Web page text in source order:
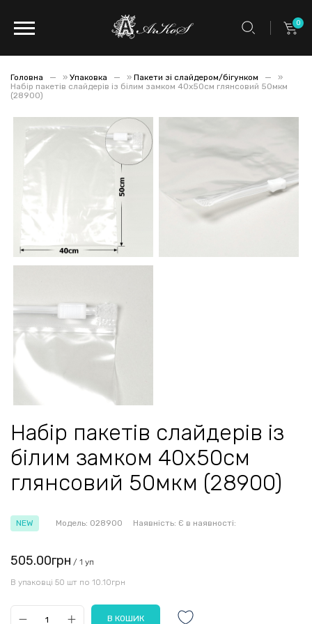
0
Головна » Упаковка » Пакети зі слайдером/бігунком
»
Набір пакетів слайдерів із білим замком 40х50см глянсовий 50мкм
(28900)
Набір пакетів слайдерів із
білим замком 40х50см
глянсовий 50мкм (28900)
NEW Модель: 028900 Наявність: Є в наявності:
505.00грн / 1 уп
В упаковці 50 шт по 10.10грн